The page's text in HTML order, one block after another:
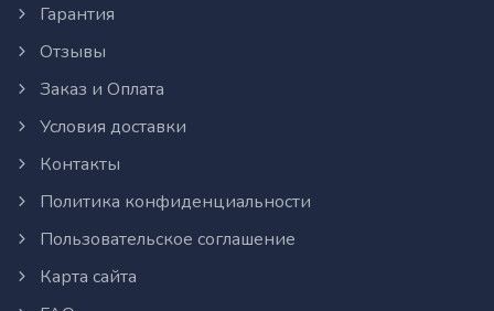
Гарантия
Отзывы
Заказ и Оплата
Условия доставки
Контакты
Политика конфиденциальности
Пользовательское соглашение
Карта сайта